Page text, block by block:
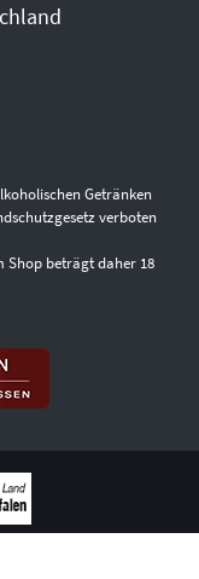
Getränken
verboten
Shop beträgt daher 18